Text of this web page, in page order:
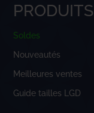
PRODUITS
Soldes
Nouveautés
Meilleures ventes
Guide tailles LGD